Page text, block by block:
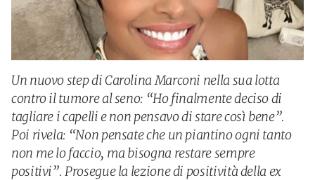
Un nuovo step di Carolina Marconi nella sua lotta
contro il tumore al seno: “Ho finalmente deciso di
tagliare i capelli e non pensavo di stare così bene”.
Poi rivela: “Non pensate che un piantino ogni tanto
non me lo faccio, ma bisogna restare sempre
positivi”. Prosegue la lezione di positività della ex